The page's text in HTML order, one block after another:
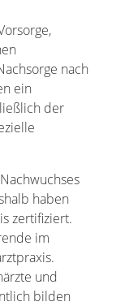
nach
ein
der
haben
zertifiziert.
im
und
bilden